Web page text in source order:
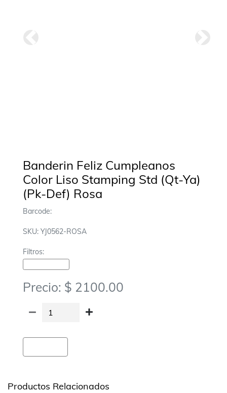
Banderin Feliz Cumpleanos
Color Liso Stamping Std (Qt-Ya)
(Pk-Def) Rosa
Barcode:
SKU: YJ0562-ROSA
Filtros:
Precio: $ 2100.00
Productos Relacionados